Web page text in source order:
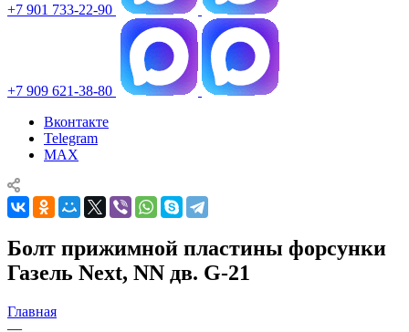
+7 901 733-22-90
+7 909 621-38-80
Вконтакте
Telegram
MAX
Болт прижимной пластины форсунки
Газель Next, NN дв. G-21
Главная
—